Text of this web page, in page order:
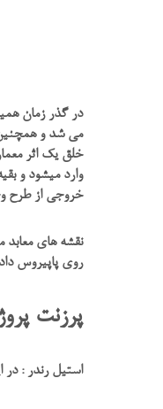
در گذر زمان
می شد و همچنین
خلق یک اثر
وارد میشود و
خروجی از طرح
نقشه های
روی پاپیروس
پرزنت
استیل رندر :